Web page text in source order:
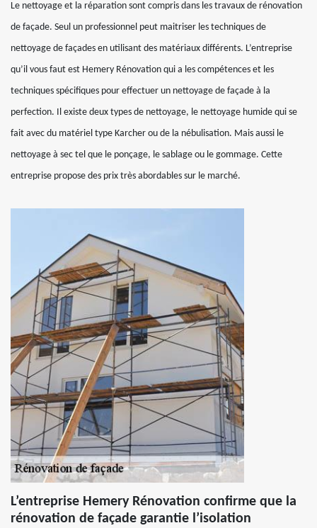
Le nettoyage et la réparation sont compris dans les travaux de rénovation
de façade. Seul un professionnel peut maitriser les techniques de
nettoyage de façades en utilisant des matériaux différents. L’entreprise
qu’il vous faut est Hemery Rénovation qui a les compétences et les
techniques spécifiques pour effectuer un nettoyage de façade à la
perfection. Il existe deux types de nettoyage, le nettoyage humide qui se
fait avec du matériel type Karcher ou de la nébulisation. Mais aussi le
nettoyage à sec tel que le ponçage, le sablage ou le gommage. Cette
entreprise propose des prix très abordables sur le marché.
L’entreprise Hemery Rénovation confirme que la
rénovation de façade garantie l’isolation